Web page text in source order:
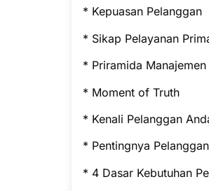
* Kepuasan Pelanggan
* Sikap Pelayanan
* Priramida
* Moment of Truth
* Kenali Pelanggan
* Pentingnya Pelanggan
* 4 Dasar Kebutuhan